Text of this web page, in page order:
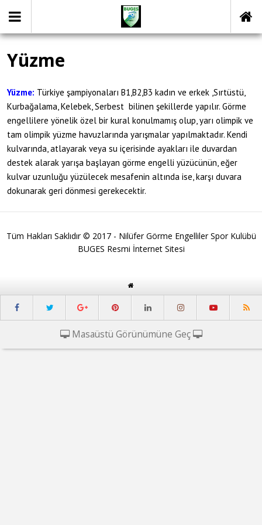
Yüzme
Yüzme: Türkiye şampiyonaları B1,B2,B3 kadın ve erkek ,Sırtüstü,
Kurbağalama, Kelebek, Serbest bilinen şekillerde yapılır. Görme
engellilere yönelik özel bir kural konulmamış olup, yarı olimpik ve
tam olimpik yüzme havuzlarında yarışmalar yapılmaktadır. Kendi
kulvarında, atlayarak veya su içerisinde ayakları ile duvardan
destek alarak yarışa başlayan görme engelli yüzücünün, eğer
kulvar uzunluğu yüzülecek mesafenin altında ise, karşı duvara
dokunarak geri dönmesi gerekecektir.
Tüm Hakları Saklıdır © 2017 - Nilüfer Görme Engelliler Spor Kulübü
BUGES Resmi İnternet Sitesi
Masaüstü Görünümüne Geç